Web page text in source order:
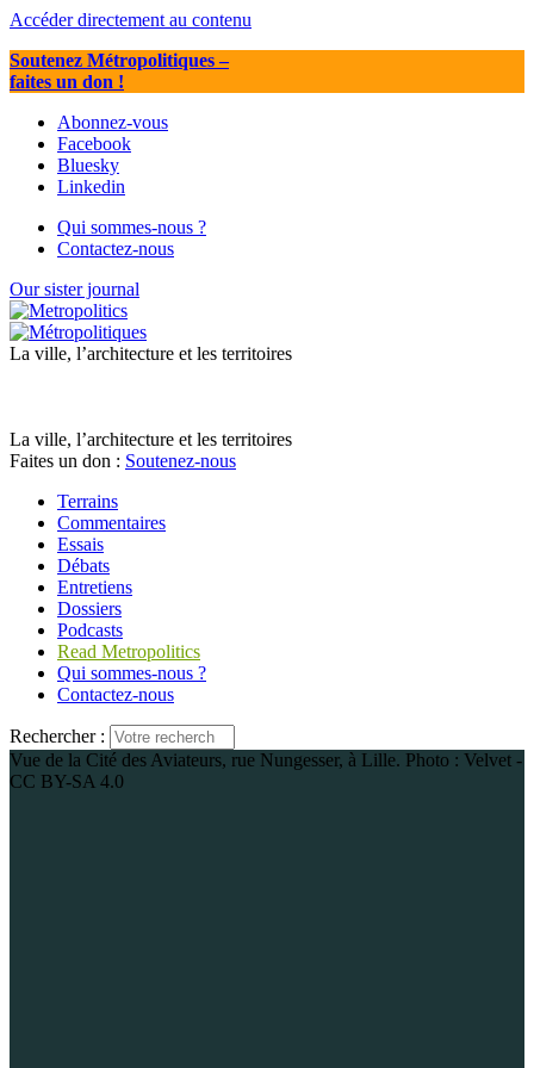
Accéder directement au contenu
Soutenez Métropolitiques–
faites un don !
Abonnez-vous
Facebook
Bluesky
Linkedin
Qui sommes-nous ?
Contactez-nous
Our sister journal
La ville, l’architecture et les territoires
La ville, l’architecture et les territoires
Faites un don : Soutenez-nous
Terrains
Commentaires
Essais
Débats
Entretiens
Dossiers
Podcasts
Read Metropolitics
Qui sommes-nous ?
Contactez-nous
Rechercher :
Vue de la Cité des Aviateurs, rue Nungesser, à Lille. Photo : Velvet -
CC BY-SA 4.0